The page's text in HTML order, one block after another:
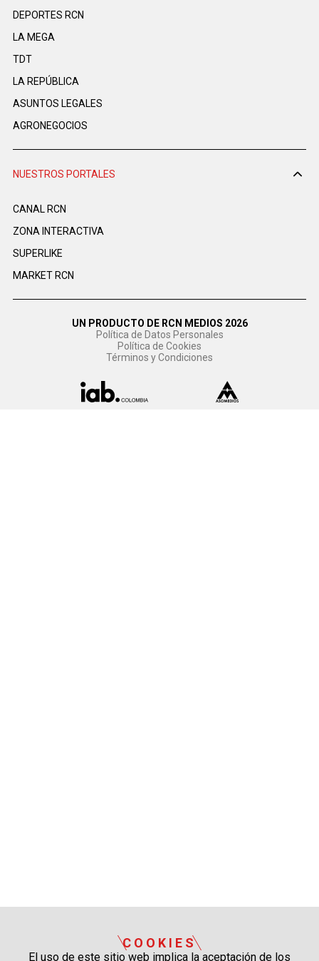
DEPORTES RCN
LA MEGA
TDT
LA REPÚBLICA
ASUNTOS LEGALES
AGRONEGOCIOS
NUESTROS PORTALES
CANAL RCN
ZONA INTERACTIVA
SUPERLIKE
MARKET RCN
UN PRODUCTO DE RCN MEDIOS 2026
Política de Datos Personales
Política de Cookies
Términos y Condiciones
COOKIES
El uso de este sitio web implica la aceptación de los